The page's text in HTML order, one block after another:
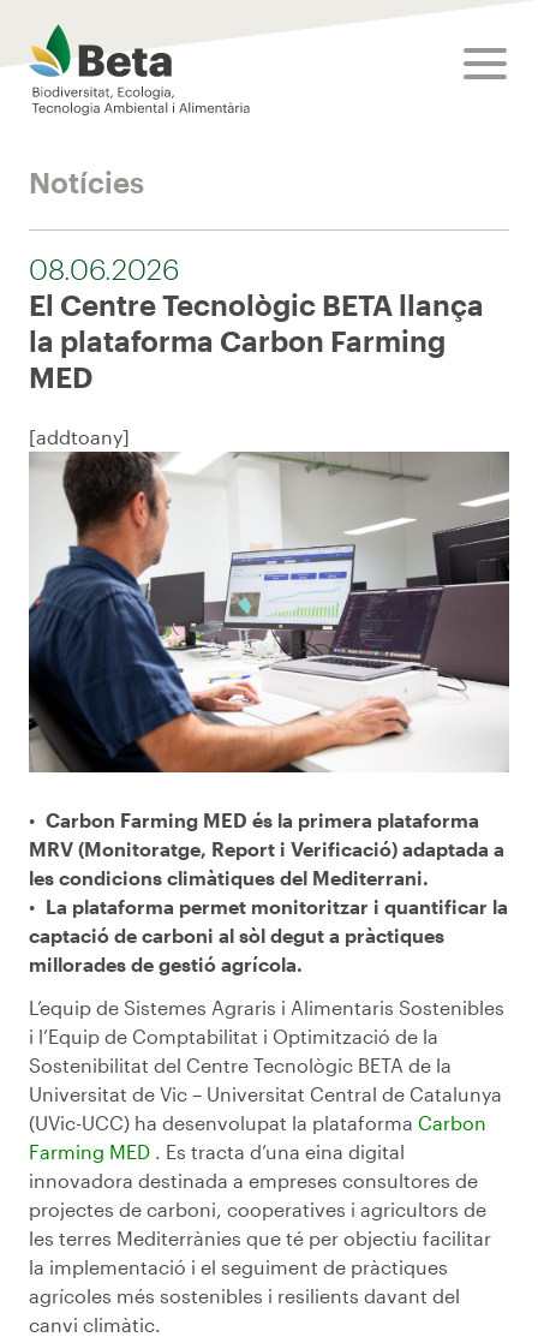
Beta Tech Center
Notícies
08.06.2026
El Centre Tecnològic BETA llança
la plataforma Carbon Farming
MED
[addtoany]
Carbon Farming MED és la primera plataforma
MRV (Monitoratge, Report i Verificació) adaptada a
les condicions climàtiques del Mediterrani.
La plataforma permet monitoritzar i quantificar la
captació de carboni al sòl degut a pràctiques
millorades de gestió agrícola.
L’equip de Sistemes Agraris i Alimentaris Sostenibles
i l’Equip de Comptabilitat i Optimització de la
Sostenibilitat del Centre Tecnològic BETA de la
Universitat de Vic – Universitat Central de Catalunya
(UVic-UCC) ha desenvolupat la plataforma Carbon
Farming MED
. Es tracta d’una eina digital
innovadora destinada a empreses consultores de
projectes de carboni, cooperatives i agricultors de
les terres Mediterrànies que té per objectiu facilitar
la implementació i el seguiment de pràctiques
agrícoles més sostenibles i resilients davant del
canvi climàtic.